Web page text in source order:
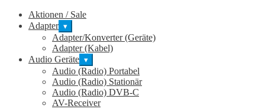
Aktionen / Sale
Adapter ▾
Adapter/Konverter (Geräte)
Adapter (Kabel)
Audio Geräte ▾
Audio (Radio) Portabel
Audio (Radio) Stationär
Audio (Radio) DVB-C
AV-Receiver